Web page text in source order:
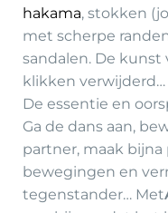
hakama, stokken
met scherpe
sandalen. De kunst
klikken verwijderd…
De essentie en
Ga de dans aan,
partner, maak
bewegingen en
tegenstander… Met